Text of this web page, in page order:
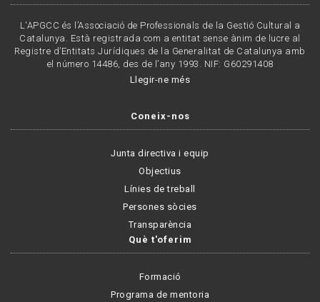
L'APGCC és l’Associació de Professionals de la Gestió Cultural a
Catalunya. Està registrada com a entitat sense ànim de lucre al
Registre d’Entitats Jurídiques de la Generalitat de Catalunya amb
el número 14486, des de l’any 1993. NIF: G60291408
Llegir-ne més
Coneix-nos
Junta directiva i equip
Objectius
Línies de treball
Persones sòcies
Transparència
Què t'oferim
Formació
Programa de mentoria